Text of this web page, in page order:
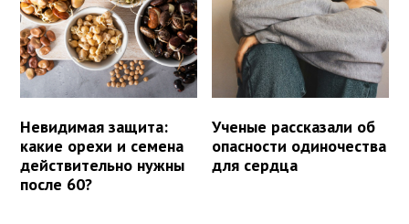
Невидимая защита:
какие орехи и семена
действительно нужны
после 60?
Ученые рассказали об
опасности одиночества
для сердца